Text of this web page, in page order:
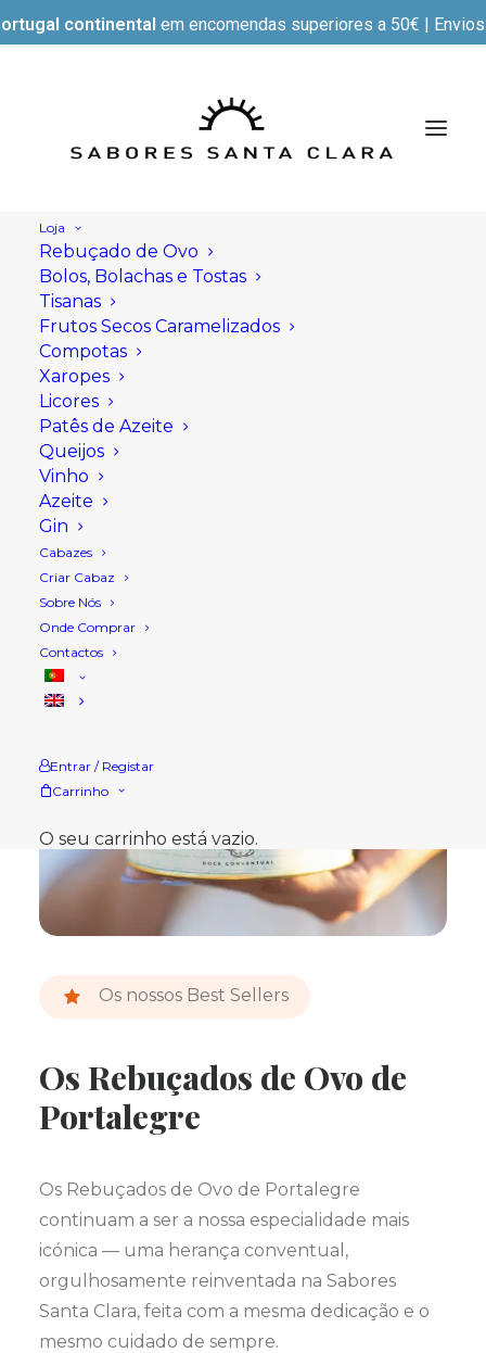
continental em encomendas superiores a 50€ |
Loja
Rebuçado de Ovo
Bolos, Bolachas e Tostas
Tisanas
Frutos Secos Caramelizados
Compotas
Xaropes
Licores
Patês de Azeite
Queijos
Vinho
Azeite
Gin
Cabazes
Criar Cabaz
Sobre Nós
Onde Comprar
Contactos
Entrar / Registar
Carrinho
O seu carrinho está vazio.
Os nossos Best Sellers
Os Rebuçados de Ovo de
Portalegre
Os Rebuçados de Ovo de Portalegre
continuam a ser a nossa especialidade mais
icónica — uma herança conventual,
orgulhosamente reinventada na Sabores
Santa Clara, feita com a mesma dedicação e o
mesmo cuidado de sempre.